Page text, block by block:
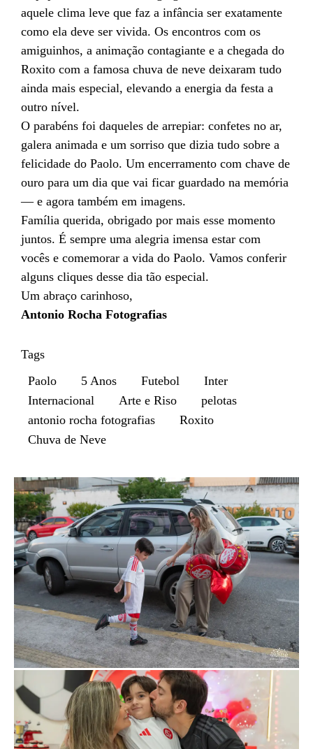
aquele clima leve que faz a infância ser exatamente
como ela deve ser vivida. Os encontros com os
amiguinhos, a animação contagiante e a chegada do
Roxito com a famosa chuva de neve deixaram tudo
ainda mais especial, elevando a energia da festa a
outro nível.
O parabéns foi daqueles de arrepiar: confetes no ar,
galera animada e um sorriso que dizia tudo sobre a
felicidade do Paolo. Um encerramento com chave de
ouro para um dia que vai ficar guardado na memória
— e agora também em imagens.
Família querida, obrigado por mais esse momento
juntos. É sempre uma alegria imensa estar com
vocês e comemorar a vida do Paolo. Vamos conferir
alguns cliques desse dia tão especial.
Um abraço carinhoso,
Antonio Rocha Fotografias
Tags
Paolo
5 Anos Futebol
Inter
Internacional
Arte e Riso
pelotas
antonio rocha fotografias
Roxito
Chuva de Neve